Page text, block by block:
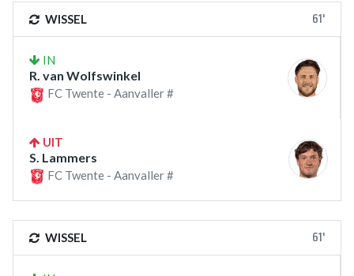
WISSEL 61'
IN
R. van Wolfswinkel
FC Twente - Aanvaller #
UIT
S. Lammers
FC Twente - Aanvaller #
WISSEL 61'